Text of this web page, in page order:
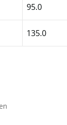
95.0
135.0